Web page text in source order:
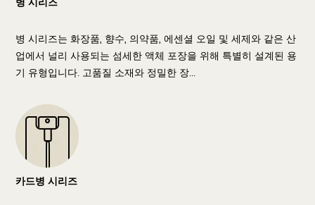
병 시리즈는 화장품, 향수, 의약품, 에센셜 오일 및 세제와 같은 산
업에서 널리 사용되는 섬세한 액체 포장을 위해 특별히 설계된 용
기 유형입니다. 고품질 소재와 정밀한 장...
카드병 시리즈